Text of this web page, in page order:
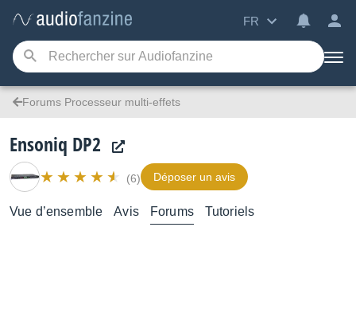
FR
Forums Processeur multi-effets
Ensoniq DP2
(6) Déposer un avis
Vue d’ensemble Avis Forums Tutoriels